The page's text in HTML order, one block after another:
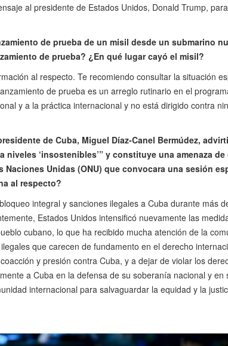
al presidente de Estados Unidos, Donald Trump,
de prueba de un misil desde un submarino
de prueba? ¿En qué lugar cayó el misil?
al respecto. Te recomiendo consultar la situación
de prueba es un arreglo rutinario en el
y a la práctica internacional y no está dirigido contra
de Cuba, Miguel Díaz-Canel Bermúdez,
niveles ‘insostenibles’” y constituye una amenaza
Naciones Unidas (ONU) que convocara una sesión
al respecto?
integral y sanciones ilegales a Cuba durante más
Estados Unidos intensificó nuevamente las
cubano, lo que ha recibido mucha atención de la
que carecen de fundamento en el derecho
y presión contra Cuba, y a dejar de violar los
a Cuba en la defensa de su soberanía nacional y en
internacional para salvaguardar la equidad y la